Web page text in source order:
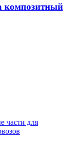
композитный
части для